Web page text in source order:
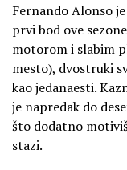
Fernando Alonso
prvi bod ove
motorom i slabim
mesto), dvostruki
kao jedanaesti.
je napredak do
što dodatno
stazi.